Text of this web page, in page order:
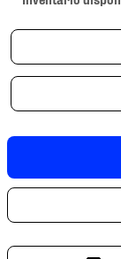
7.
mochilas